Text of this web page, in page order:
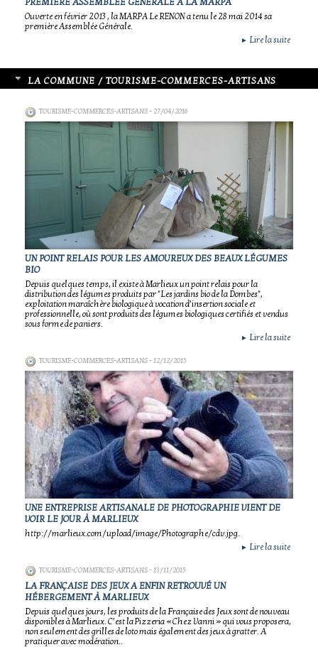
Ouverte en février 2013 , la MARPA Le RENON a tenu le 28 mai 2014 sa
première Assemblée Générale.
► Lire la suite
LA COMMUNE / TOURISME-COMMERCES-ARTISANS
TOURISME-COMMERCES-ARTISANS- 27/04/2016
UN POINT RELAIS POUR LES AMOUREUX DES BEAUX LÉGUMES
BIO
Depuis quelques temps, il existe à Marlieux un point relais pour la
distribution des légumes produits par "Les jardins bio de la Dombes",
exploitation maraîchère biologique à vocation d’insertion sociale et
professionnelle, où sont produits des légumes biologiques certifiés et vendus
sous forme de paniers.
► Lire la suite
TOURISME-COMMERCES-ARTISANS- 12/12/2015
UNE ENTREPRISE ARTISANALE DE PHOTOGRAPHIE VIENT DE
VOIR LE JOUR À MARLIEUX
http://marlieux.com/upload/image/Photographe/cdv.jpg.
► Lire la suite
TOURISME-COMMERCES-ARTISANS- 13/11/2015
LA FRANÇAISE DES JEUX A ENFIN RETROUVÉ UN
HÉBERGEMENT À MARLIEUX
Depuis quelques jours, les produits de la Française des Jeux sont de nouveau
disponibles à Marlieux. C’est la Pizzeria « Chez Vanni » qui vous proposera,
non seulement des grilles de loto mais également des jeux à gratter. A
pratiquer avec modération..